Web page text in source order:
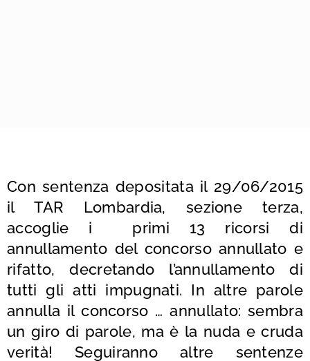
Con sentenza depositata il 29/06/2015
il TAR Lombardia, sezione terza,
accoglie i primi 13 ricorsi di
annullamento del concorso annullato e
rifatto, decretando l’annullamento di
tutti gli atti impugnati. In altre parole
annulla il concorso … annullato: sembra
un giro di parole, ma è la nuda e cruda
verità! Seguiranno altre sentenze